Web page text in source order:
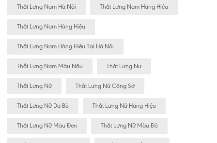
Thắt Lưng Nam Hà Nội Thắt Lưng Nam Hàng Hiêu
Thắt Lưng Nam Hàng Hiệu
Thắt Lưng Nam Hàng Hiệu Tại Hà Nội
Thắt Lưng Nam Màu Nâu Thăt Lưng Nư
Thắt Lưng Nữ Thắt Lưng Nữ Công Sở
Thắt Lưng Nữ Da Bò Thắt Lưng Nữ Hàng Hiệu
Thắt Lưng Nữ Màu Đen Thắt Lưng Nữ Màu Đỏ